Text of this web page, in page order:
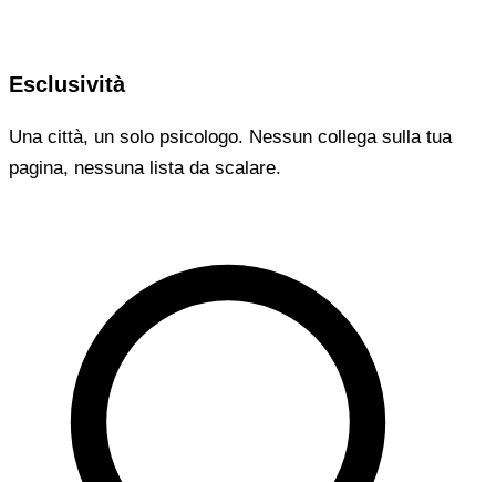
Esclusività
Una città, un solo psicologo. Nessun collega sulla tua
pagina, nessuna lista da scalare.